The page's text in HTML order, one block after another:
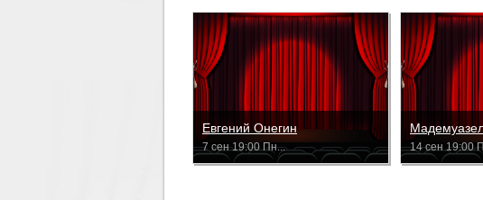
Евгений Онегин
7 сен 19:00 Пн... 14 сен 19:00